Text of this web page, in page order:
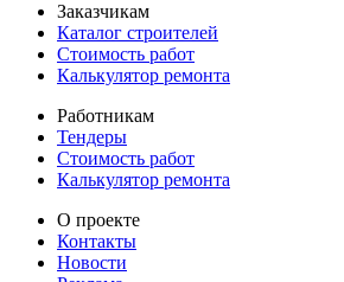
Заказчикам
Каталог строителей
Стоимость работ
Калькулятор ремонта
Работникам
Тендеры
Стоимость работ
Калькулятор ремонта
О проекте
Контакты
Новости